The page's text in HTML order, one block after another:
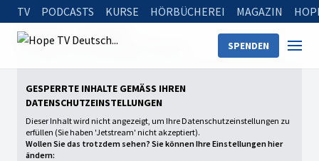
TV PODCASTS KURSE HÖRBÜCHEREI MAGAZIN
SPENDEN
Startseite
Die Sabbat-Verschwörung (S. Wittwer)
GESPERRTE INHALTE GEMÄSS IHREN D
ATENSCHUTZEINSTELLUNGEN
Dieser Inhalt wird nicht angezeigt, um Ihre Datenschutzeinstellungen zu
erfüllen (Sie haben 'Jetstream' nicht akzeptiert).
Wollen Sie das trotzdem sehen? Sie können Ihre Einstellungen hier
ändern: